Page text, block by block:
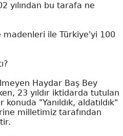
yılından bu tarafa ne
madenleri ile Türkiye'yi 100
Haydar Baş Bey
23 yıldır iktidarda tutulan
"Yanıldık, aldatıldık"
milletimiz tarafından